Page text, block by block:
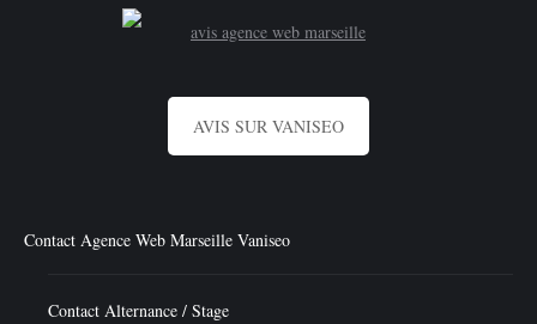
AVIS SUR VANISEO
Contact Agence Web Marseille Vaniseo
Contact Alternance / Stage